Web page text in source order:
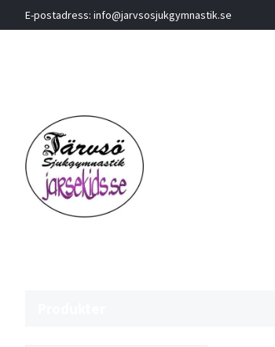
E-postadress: info@jarvsosjukgymnastik.se